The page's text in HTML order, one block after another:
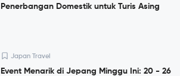
Penerbangan Domestik untuk Turis Asing
Japan Travel
Event Menarik di Jepang Minggu Ini: 20 - 26